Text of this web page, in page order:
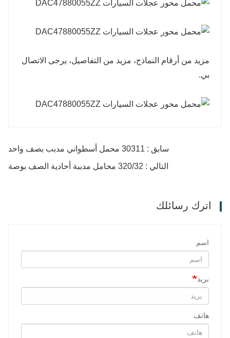
مزيد من أرقام النماذج، مزيد من التفاصيل، يرجى الاتصال
بي.
سابق : 30311 محمل أسطواني مدبب بصف واحد
التالي : 320/32 محامل مدببة أحادية الصف بوصة
اترك رسائلك
اسم
بريد
هاتف